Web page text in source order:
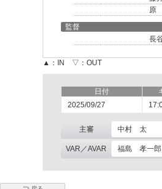
原
監督
長
▲：IN ▽：OUT
日付
2025/09/27
主審 中村 太
VAR／AVAR 福島 孝一